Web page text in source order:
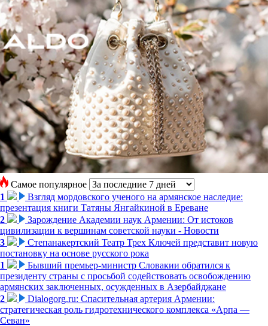
Самое популярное
1
Взгляд мордовского ученого на армянское наследие:
презентация книги Татяны Янгайкиной в Ереване
2
Зарождение Академии наук Армении: От истоков
цивилизации к вершинам советской науки - Новости
3
Степанакертский Театр Трех Ключей представит новую
постановку на основе русского рока
1
Бывший премьер-министр Словакии обратился к
президенту страны с просьбой содействовать освобождению
армянских заключенных, осужденных в Азербайджане
2
Dialogorg.ru: Спасительная артерия Армении:
стратегическая роль гидротехнического комплекса «Арпа —
Севан»